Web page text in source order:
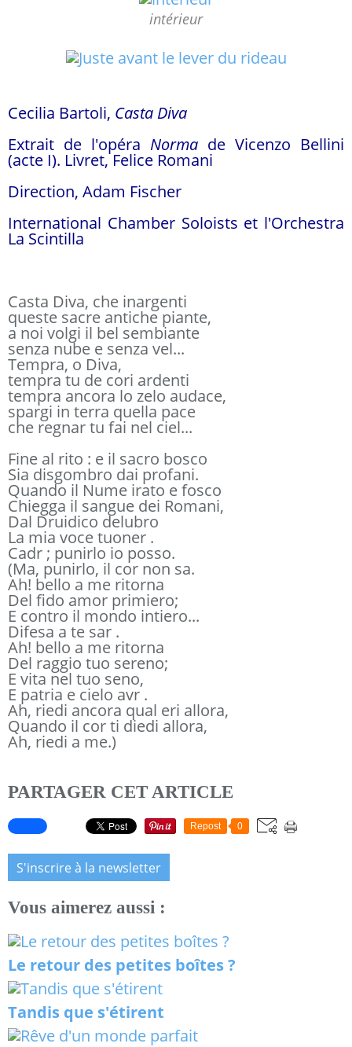
intérieur
Cecilia Bartoli, Casta Diva
Extrait de l'opéra Norma de Vicenzo Bellini
(acte I). Livret, Felice Romani
Direction, Adam Fischer
International Chamber Soloists et l'Orchestra
La Scintilla
Casta Diva, che inargenti
queste sacre antiche piante,
a noi volgi il bel sembiante
senza nube e senza vel...
Tempra, o Diva,
tempra tu de cori ardenti
tempra ancora lo zelo audace,
spargi in terra quella pace
che regnar tu fai nel ciel...
Fine al rito : e il sacro bosco
Sia disgombro dai profani.
Quando il Nume irato e fosco
Chiegga il sangue dei Romani,
Dal Druidico delubro
La mia voce tuoner .
Cadr ; punirlo io posso.
(Ma, punirlo, il cor non sa.
Ah! bello a me ritorna
Del fido amor primiero;
E contro il mondo intiero...
Difesa a te sar .
Ah! bello a me ritorna
Del raggio tuo sereno;
E vita nel tuo seno,
E patria e cielo avr .
Ah, riedi ancora qual eri allora,
Quando il cor ti diedi allora,
Ah, riedi a me.)
PARTAGER CET ARTICLE
Repost 0
S'inscrire à la newsletter
Vous aimerez aussi :
Le retour des petites boîtes ?
Tandis que s'étirent